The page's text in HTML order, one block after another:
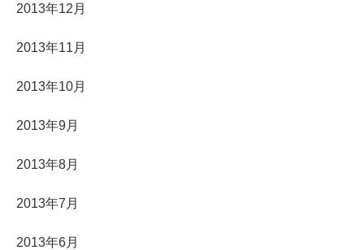
2013年12月
2013年11月
2013年10月
2013年9月
2013年8月
2013年7月
2013年6月